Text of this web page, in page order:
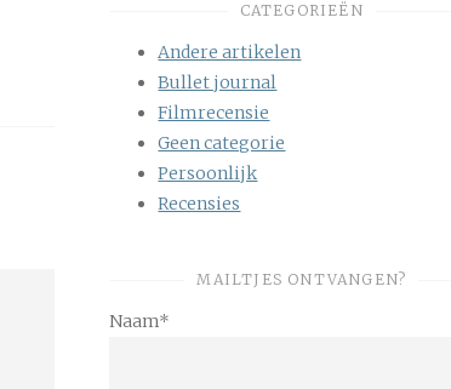
CATEGORIEËN
Andere artikelen
Bullet journal
Filmrecensie
Geen categorie
Persoonlijk
Recensies
MAILTJES ONTVANGEN?
Naam*